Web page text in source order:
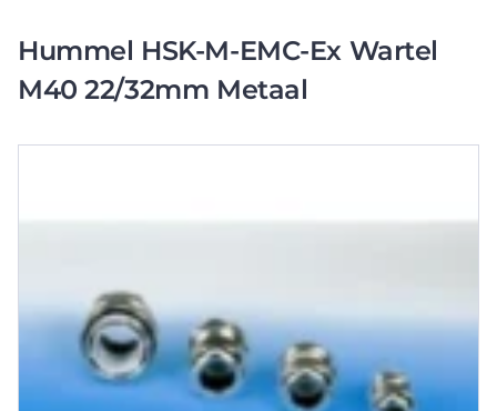
Hummel HSK-M-EMC-Ex Wartel
M40 22/32mm Metaal